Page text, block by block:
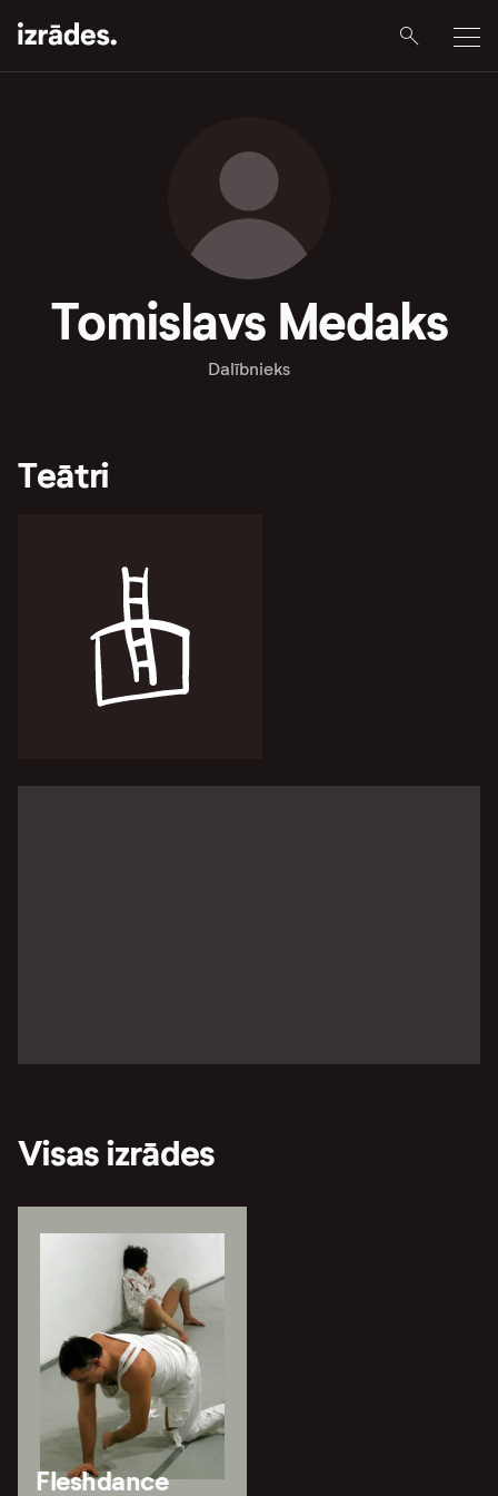
Tomislavs Medaks
Dalībnieks
Teātri
Visas izrādes
Fleshdance